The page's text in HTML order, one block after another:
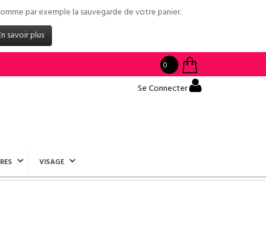
par exemple la sauvegarde de votre panier.
savoir plus
0
Se Connecter
VISAGE